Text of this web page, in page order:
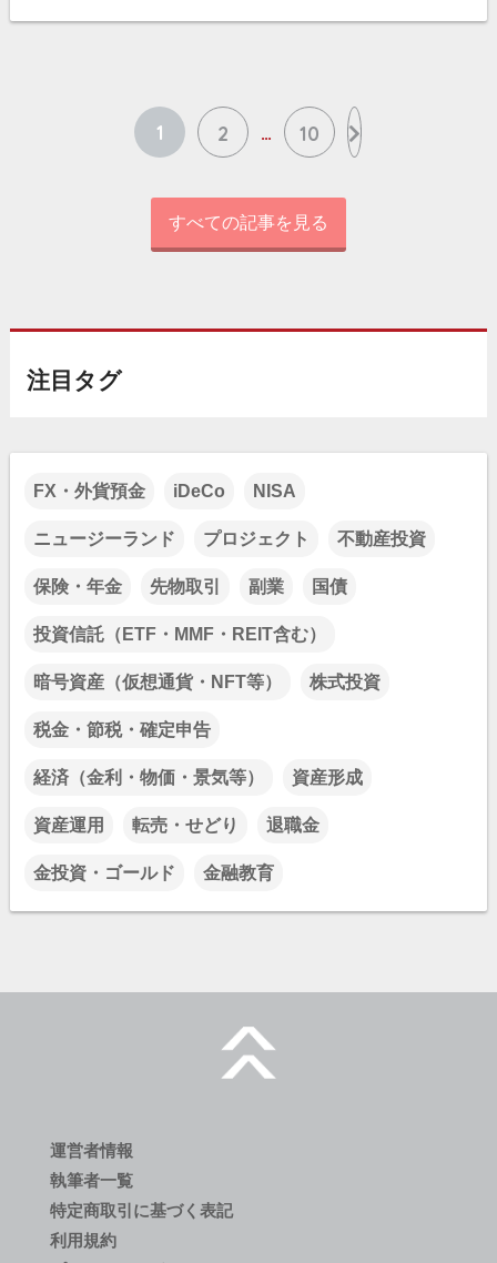
1 2 … 10
すべての記事を見る
注目タグ
FX・外貨預金 iDeCo NISA
ニュージーランド プロジェクト 不動産投資
保険・年金 先物取引 副業 国債
投資信託（ETF・MMF・REIT含む）
暗号資産（仮想通貨・NFT等） 株式投資
税金・節税・確定申告
経済（金利・物価・景気等） 資産形成
資産運用 転売・せどり 退職金
金投資・ゴールド 金融教育
運営者情報
執筆者一覧
特定商取引に基づく表記
利用規約